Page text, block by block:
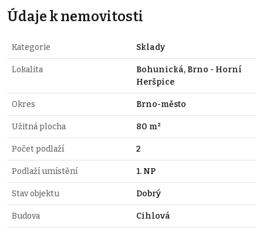
Údaje k nemovitosti
Kategorie Sklady
Lokalita
Bohunická, Brno - Horní
Heršpice
Okres Brno-město
Užitná plocha 80 m²
Počet podlaží 2
Podlaží umístění 1. NP
Stav objektu Dobrý
Budova Cihlová